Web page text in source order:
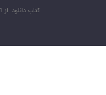
کتاب دانلود: از 1391 تا کنون - تمامی حقوق محفوظ است